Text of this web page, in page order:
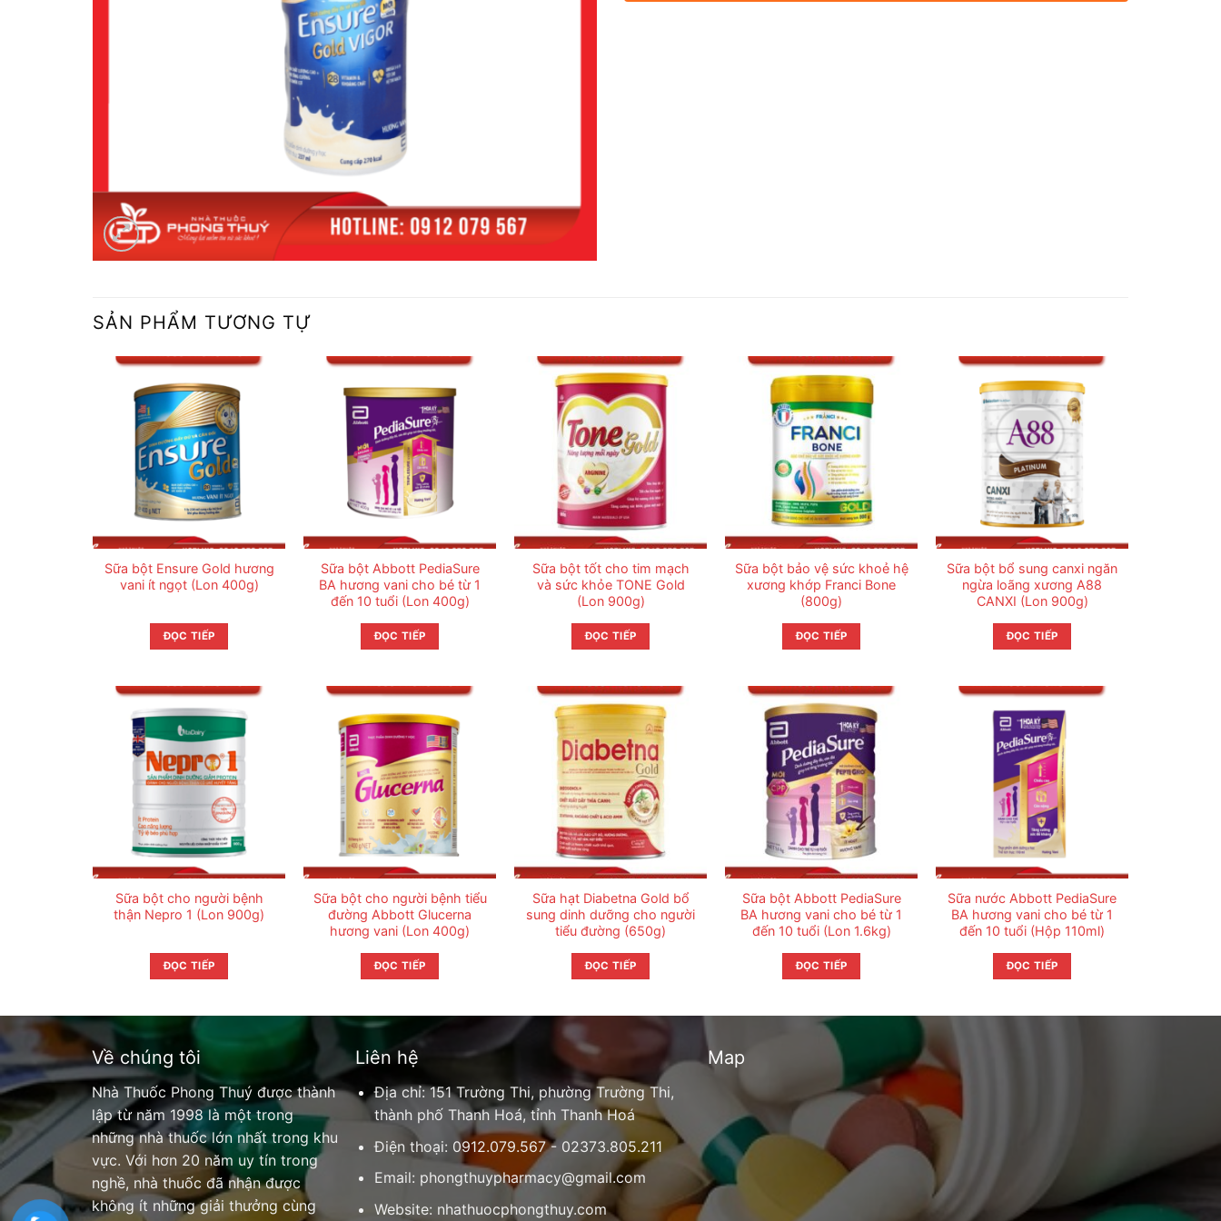
SẢN PHẨM TƯƠNG TỰ
Sữa bột Ensure Gold hương
vani ít ngọt (Lon 400g)
ĐỌC TIẾP
Sữa bột Abbott PediaSure
BA hương vani cho bé từ 1
đến 10 tuổi (Lon 400g)
ĐỌC TIẾP
Sữa bột tốt cho tim mạch
và sức khỏe TONE Gold
(Lon 900g)
ĐỌC TIẾP
Sữa bột bảo vệ sức khoẻ hệ
xương khớp Franci Bone
(800g)
ĐỌC TIẾP
Sữa bột bổ sung canxi ngăn
ngừa loãng xương A88
CANXI (Lon 900g)
ĐỌC TIẾP
Sữa bột cho người bệnh
thận Nepro 1 (Lon 900g)
ĐỌC TIẾP
Sữa bột cho người bệnh tiểu
đường Abbott Glucerna
hương vani (Lon 400g)
ĐỌC TIẾP
Sữa hạt Diabetna Gold bổ
sung dinh dưỡng cho người
tiểu đường (650g)
ĐỌC TIẾP
Sữa bột Abbott PediaSure
BA hương vani cho bé từ 1
đến 10 tuổi (Lon 1.6kg)
ĐỌC TIẾP
Sữa nước Abbott PediaSure
BA hương vani cho bé từ 1
đến 10 tuổi (Hộp 110ml)
ĐỌC TIẾP
Về chúng tôi
Nhà Thuốc Phong Thuý được thành
lập từ năm 1998 là một trong
những nhà thuốc lớn nhất trong khu
vực. Với hơn 20 năm uy tín trong
nghề, nhà thuốc đã nhận được
không ít những giải thưởng cùng
Liên hệ
Địa chỉ: 151 Trường Thi, phường Trường Thi,
thành phố Thanh Hoá, tỉnh Thanh Hoá
Điện thoại: 0912.079.567 - 02373.805.211
Email: phongthuypharmacy@gmail.com
Website: nhathuocphongthuy.com
Map